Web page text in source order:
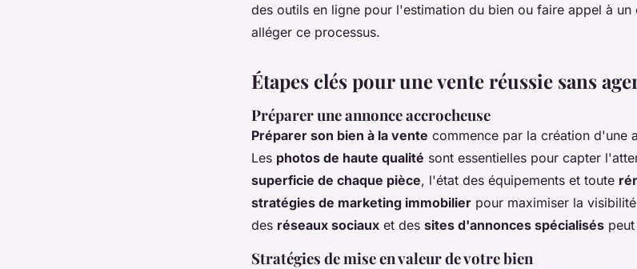
des outils en ligne pour l'estimation du bien ou faire appel à
alléger ce processus.
Étapes clés pour une vente réussie sans
Préparer une annonce accrocheuse
Préparer son bien à la vente commence par la création d'une
Les photos de haute qualité sont essentielles pour capter
superficie de chaque pièce, l'état des équipements et toute
stratégies de marketing immobilier pour maximiser la
des réseaux sociaux et des sites d'annonces spécialisés
Stratégies de mise en valeur de votre bien